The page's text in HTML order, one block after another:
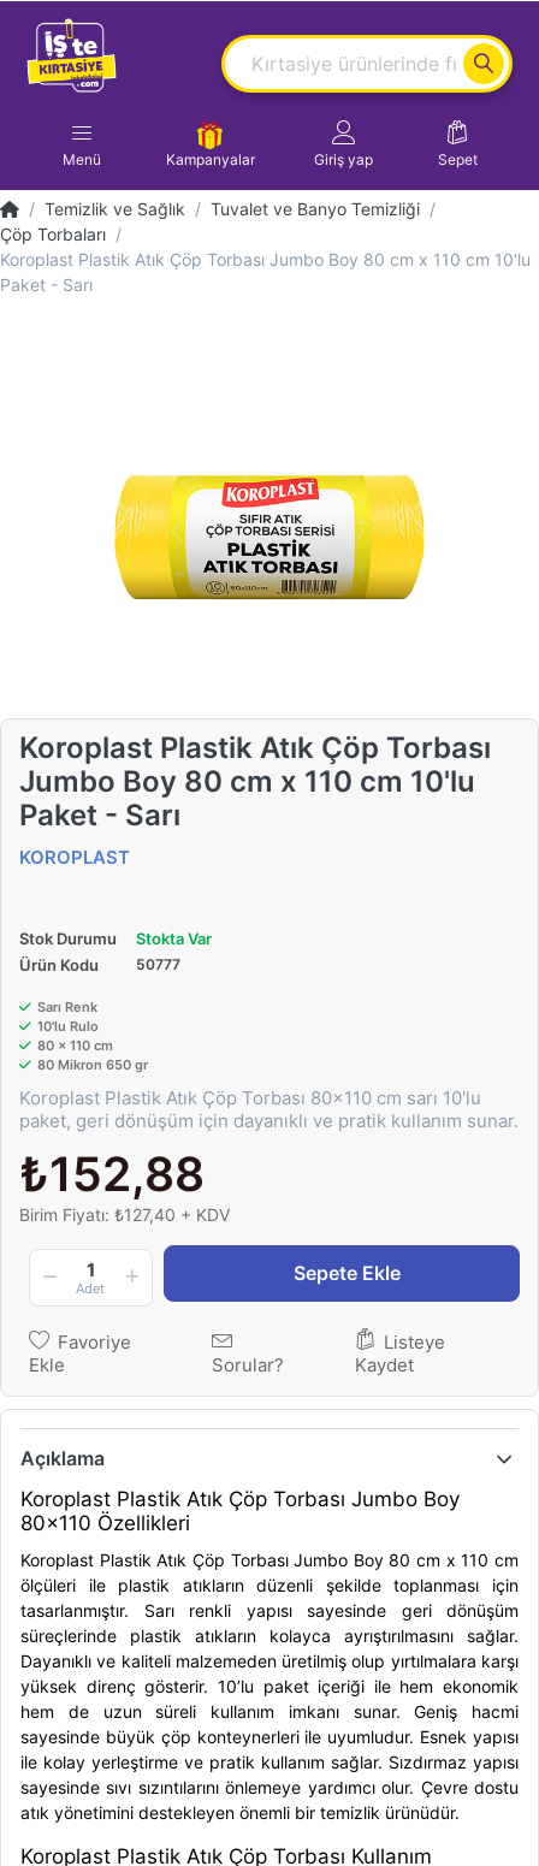
Menü Kampanyalar Giriş yap Sepet
Temizlik ve Sağlık
Tuvalet ve Banyo Temizliği
Çöp Torbaları
Koroplast Plastik Atık Çöp Torbası Jumbo Boy 80 cm x 110 cm 10'lu
Paket - Sarı
Koroplast Plastik Atık Çöp Torbası
Jumbo Boy 80 cm x 110 cm 10'lu
Paket - Sarı
KOROPLAST
Stok Durumu
Stokta Var
Ürün Kodu
50777
Sarı Renk
10'lu Rulo
80 x 110 cm
80 Mikron 650 gr
Koroplast Plastik Atık Çöp Torbası 80x110 cm sarı 10'lu
paket, geri dönüşüm için dayanıklı ve pratik kullanım sunar.
₺152,88
Birim Fiyatı: ₺127,40 + KDV
1
Adet
Sepete Ekle
Favoriye
Ekle
Sorular?
Listeye
Kaydet
Açıklama
Koroplast Plastik Atık Çöp Torbası Jumbo Boy
80x110 Özellikleri
Koroplast Plastik Atık Çöp Torbası Jumbo Boy 80 cm x 110 cm
ölçüleri ile plastik atıkların düzenli şekilde toplanması için
tasarlanmıştır. Sarı renkli yapısı sayesinde geri dönüşüm
süreçlerinde plastik atıkların kolayca ayrıştırılmasını sağlar.
Dayanıklı ve kaliteli malzemeden üretilmiş olup yırtılmalara karşı
yüksek direnç gösterir. 10’lu paket içeriği ile hem ekonomik
hem de uzun süreli kullanım imkanı sunar. Geniş hacmi
sayesinde büyük çöp konteynerleri ile uyumludur. Esnek yapısı
ile kolay yerleştirme ve pratik kullanım sağlar. Sızdırmaz yapısı
sayesinde sıvı sızıntılarını önlemeye yardımcı olur. Çevre dostu
atık yönetimini destekleyen önemli bir temizlik ürünüdür.
Koroplast Plastik Atık Çöp Torbası Kullanım